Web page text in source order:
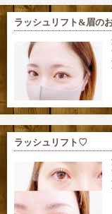
ラッシュリフト&眉の
ラッシュリフト♡